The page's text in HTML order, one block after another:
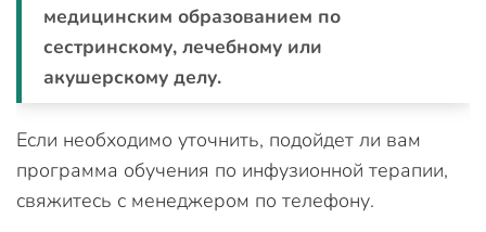
медицинским образованием по
сестринскому, лечебному или
акушерскому делу.
Если необходимо уточнить, подойдет ли вам
программа обучения по инфузионной терапии,
свяжитесь с менеджером по телефону.